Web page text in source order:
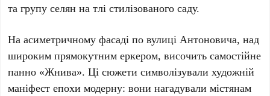
та групу селян на тлі стилізованого саду.
На асиметричному фасаді по вулиціАнтоновича, над
широким прямокутним еркером, височить самостійне
панно «Жнива». Ці сюжети символізували художній
маніфест епохи модерну: вони нагадували містянам